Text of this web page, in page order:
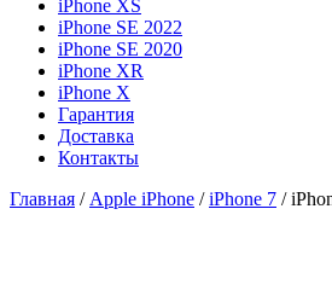
iPhone XS
iPhone SE 2022
iPhone SE 2020
iPhone XR
iPhone X
Гарантия
Доставка
Контакты
Главная / Apple iPhone /iPhone 7 /